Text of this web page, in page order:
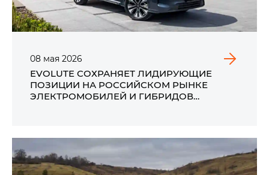
08 мая 2026
EVOLUTE СОХРАНЯЕТ ЛИДИРУЮЩИЕ
ПОЗИЦИИ НА РОССИЙСКОМ РЫНКЕ
ЭЛЕКТРОМОБИЛЕЙ И ГИБРИДОВ